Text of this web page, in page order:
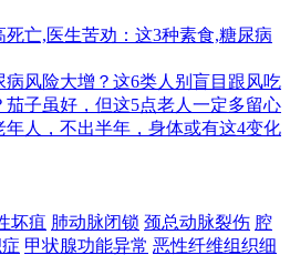
死亡,医生苦劝：这3种素食,糖尿病
风险大增？这6类人别盲目跟风吃
子虽好，但这5点老人一定多留心
年人，不出半年，身体或有这4变化
坏疽 肺动脉闭锁 颈总动脉裂伤 腔
甲状腺功能异常 恶性纤维组织细